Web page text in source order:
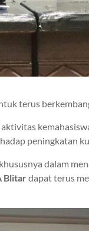
terus
peningkatan
dalam
Blitardapat terus